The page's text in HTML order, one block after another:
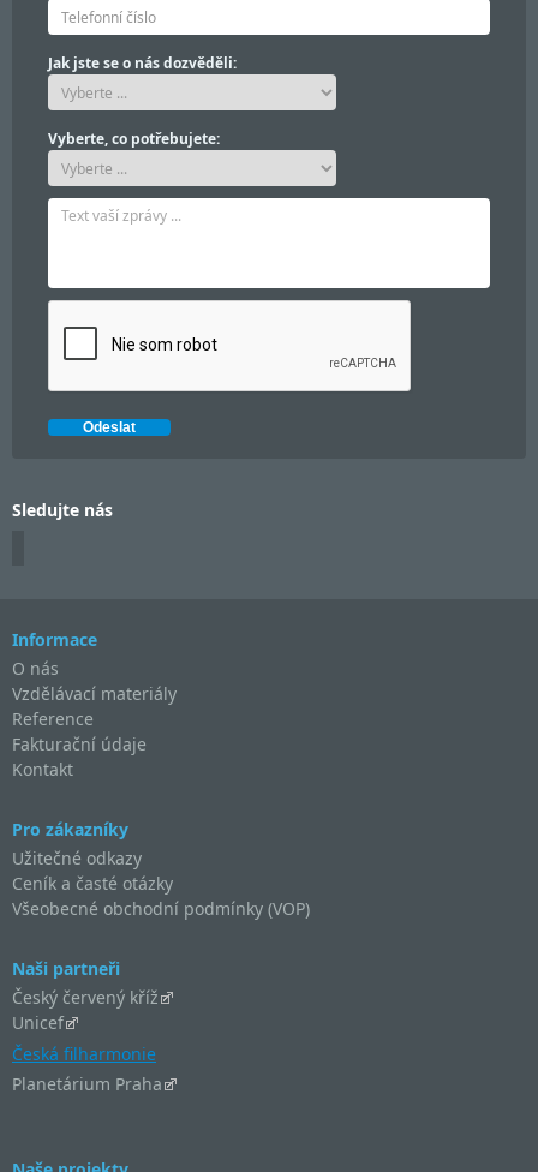
Jak jste se o nás dozvěděli:
Vyberte, co potřebujete:
Sledujte nás
Informace
O nás
Vzdělávací materiály
Reference
Fakturační údaje
Kontakt
Pro zákazníky
Užitečné odkazy
Ceník a časté otázky
Všeobecné obchodní podmínky (VOP)
Naši partneři
Český červený kříž
Unicef
Česká filharmonie
Planetárium Praha